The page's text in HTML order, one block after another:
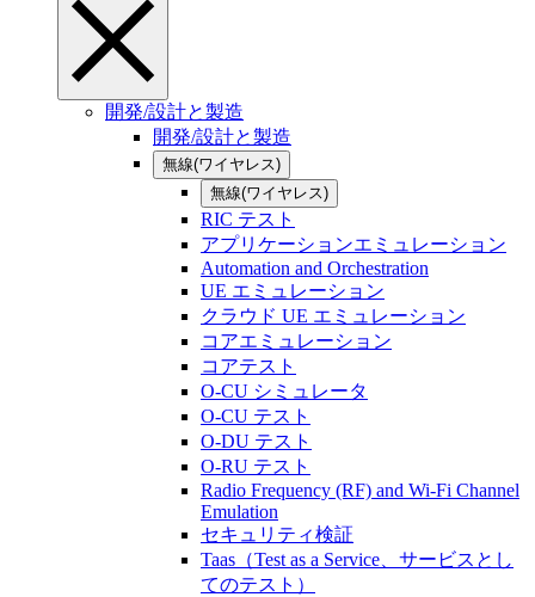
開発/設計と製造
開発/設計と製造
無線(ワイヤレス)
無線(ワイヤレス)
RIC テスト
アプリケーションエミュレーション
Automation and Orchestration
UE エミュレーション
クラウド UE エミュレーション
コアエミュレーション
コアテスト
O-CU シミュレータ
O-CU テスト
O-DU テスト
O-RU テスト
Radio Frequency (RF) and Wi-Fi Channel
Emulation
セキュリティ検証
Taas（Test as a Service、サービスとし
てのテスト）